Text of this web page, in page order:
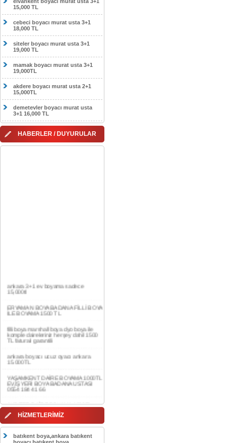
15,000 TL
cebeci boyacı murat usta 3+1
18,000 TL
siteler boyacı murat usta 3+1
19,000 TL
mamak boyacı murat usta 3+1
19,000TL
akdere boyacı murat usta 2+1
15,000TL
demetevler boyacı murat usta
3+1 16,000 TL
HABERLER / DUYURULAR
ERYAMAN BOYA BADANA FİLLİ BOYA
İLE BOYAMA 1500 TL
filli boya marshall boya dyo boya ile
komple daireleriniz herşey dahil 1500
ankara boyacı ucuz oyacı ankara
15.000TL
YAŞAMKENT DAİRE BOYAMA 1000TL
EV,İŞYERİ BOYA BADANA USTASI
AKDERE DAİRE BOYAMA 1000TL
EV,İŞYERİ BOYA BADANA USTASI
CEBECİ DAİRE BOYAMA 1000TL
0554 184 41 66
HASKÖY DAİRE BOYAMA 1000TL
HİZMETLERİMİZ
batıkent boya,ankara batıkent